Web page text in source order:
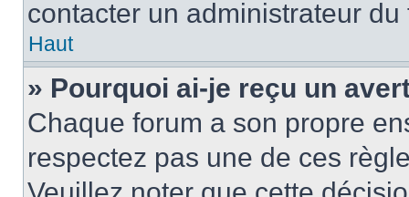
contacter un administrateur du
Haut
» Pourquoi ai-je reçu un
Chaque forum a son propre
respectez pas une de ces